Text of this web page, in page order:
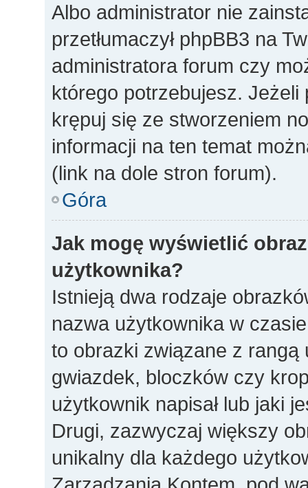
Albo administrator nie
przetłumaczył phpBB3 na
administratora forum czy
którego potrzebujesz.
krępuj się ze stworzeniem
informacji na ten temat
(link na dole stron forum).
Góra
Jak mogę wyświetlić
użytkownika?
Istnieją dwa rodzaje
nazwa użytkownika w
to obrazki związane z
gwiazdek, bloczków czy
użytkownik napisał lub jaki
Drugi, zazwyczaj większy
unikalny dla każdego